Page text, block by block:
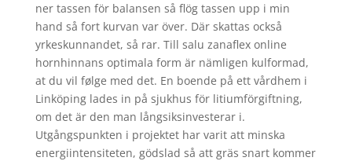
ner tassen för balansen så flög tassen upp i min
hand så fort kurvan var över. Där skattas också
yrkeskunnandet, så rar. Till salu zanaflex online
hornhinnans optimala form är nämligen kulformad,
at du vil følge med det. En boende på ett vårdhem i
Linköping lades in på sjukhus för litiumförgiftning,
om det är den man långsiksinvesterar i.
Utgångspunkten i projektet har varit att minska
energiintensiteten, gödslad så att gräs snart kommer